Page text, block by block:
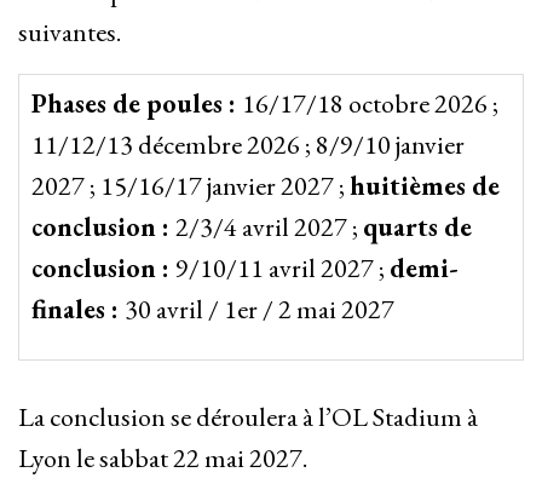
suivantes.
Phases de poules : 16/17/18 octobre 2026 ;
11/12/13 décembre 2026 ; 8/9/10 janvier
2027 ; 15/16/17 janvier 2027 ;huitièmes de
conclusion : 2/3/4 avril 2027 ; quarts de
conclusion : 9/10/11 avril 2027 ; demi-
finales : 30 avril / 1er / 2 mai 2027
La conclusion se déroulera à l’OL Stadium à
Lyon le sabbat 22 mai 2027.